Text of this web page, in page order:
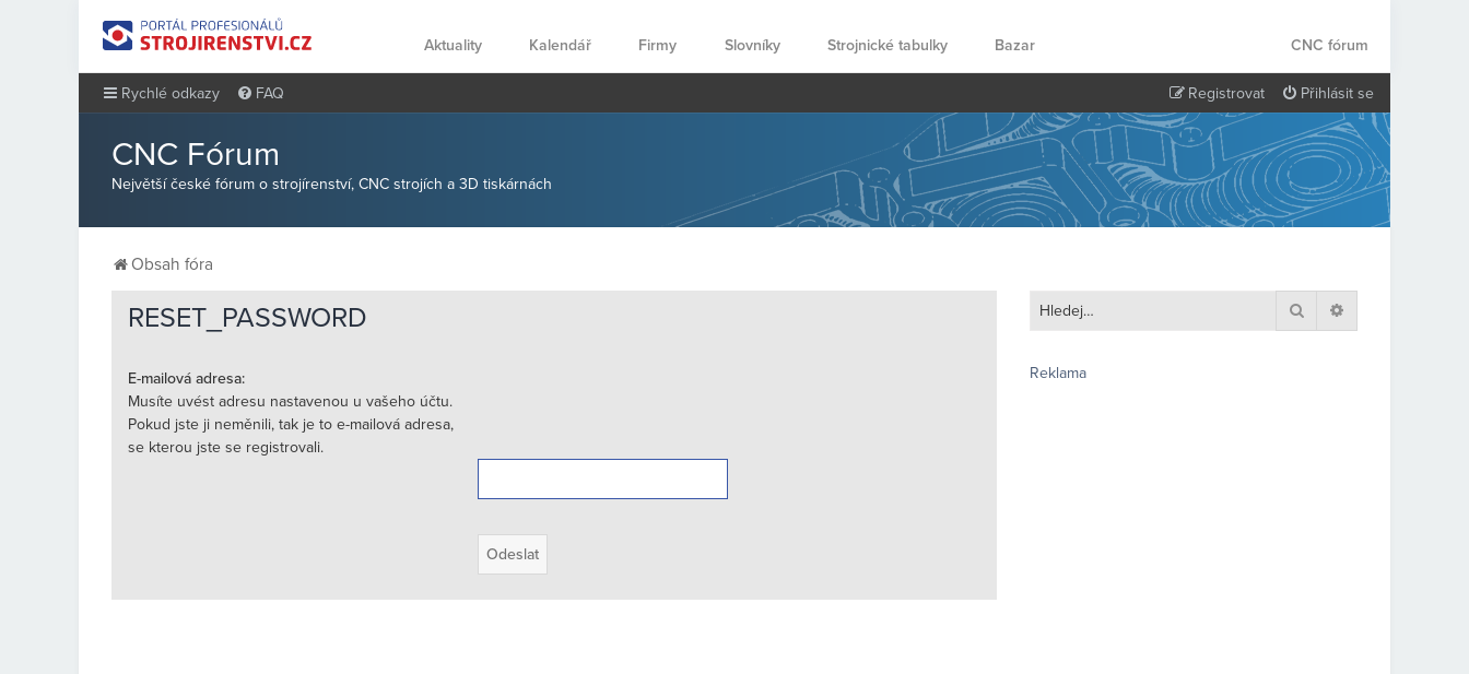
Aktuality Kalendář Firmy Slovníky Strojnické tabulky Bazar CNC fórum
Rychlé odkazy FAQ Přihlásit se
Registrovat
CNC Fórum
Největší české fórum o strojírenství, CNC strojích a 3D tiskárnách
Obsah fóra
RESET_PASSWORD
E-mailová adresa:
Musíte uvést adresu nastavenou u vašeho účtu.
Pokud jste ji neměnili, tak je to e-mailová adresa,
se kterou jste se registrovali.
Hledat
Reklama